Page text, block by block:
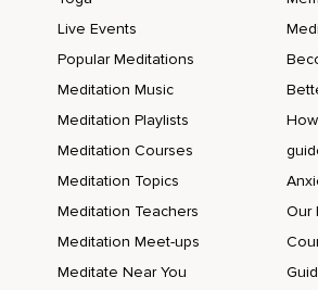
Was möchtest du erschaffen?
Bleibe kurz noch bei diesem Gedanken,
Bei dieser Idee.
kurz an.
Löse langsam die Hände von deinem
Live Events
Popular Meditations
Meditation Music
Meditation Playlists
Meditation Courses
Meditation Topics
Meditation Teachers
Meditation Meet-ups
Meditate Near You
Our